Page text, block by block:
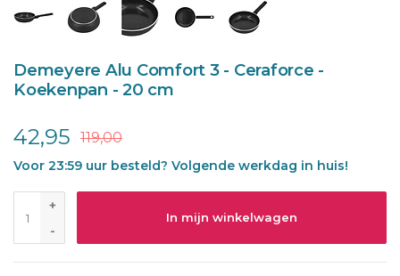
Demeyere Alu Comfort 3 - Ceraforce -
Koekenpan - 20 cm
42,95 119,00
Voor 23:59 uur besteld? Volgende werkdag in huis!
+
-
In mijn winkelwagen